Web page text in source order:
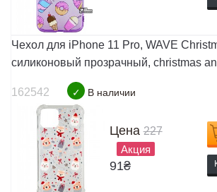
Чехол для iPhone 11 Pro, WAVE
силиконовый прозрачный, christmas
162542 ✓ В наличии
Цена227
Акция
91₴